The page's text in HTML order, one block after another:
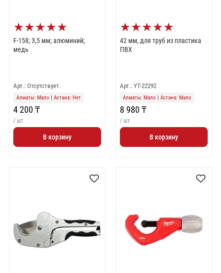
★★★★★
F-158; 3,5 мм; алюминий;
медь
Арт.: Отсутствует.
Алматы: Мало Астана: Нет
4 200 ₸
/ шт
В корзину
★★★★★
42 мм, для труб из пластика
ПВХ
Арт.: YT-22292
Алматы: Мало Астана: Мало
8 980 ₸
/ шт
В корзину